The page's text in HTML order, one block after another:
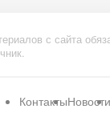
с сайта
КонтактыНовости